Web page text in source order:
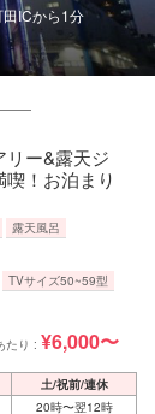
ICから1分
リー&露天ジ
！お泊まり
露天風呂
TVサイズ50~59型
たり : ¥6,000〜
土/祝前/連休
20時〜翌12時